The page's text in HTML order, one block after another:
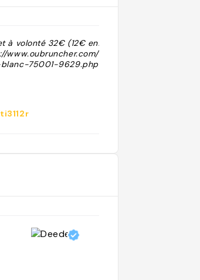
à volonté 32€ (12€ enfants)
www.oubruncher.com/brunch-
75001-9629.php"